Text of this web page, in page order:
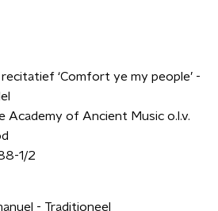
recitatief ‘Comfort ye my people’ -
Academy of Ancient Music o.l.v.
1/2
- Traditioneel